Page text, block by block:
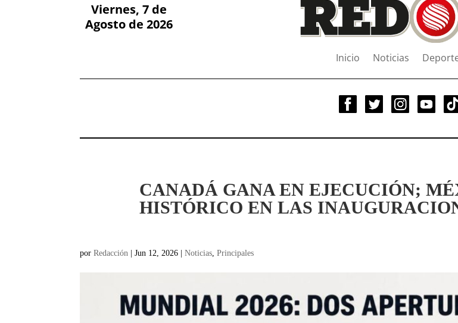
Viernes, 7 de
Agosto de 2026
Inicio Noticias
CANADÁ GANA EN EJECUCIÓN;
HISTÓRICO EN LAS
porRedacción |Jun 12, 2026 |Noticias ,Principales